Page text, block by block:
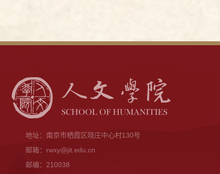
地址：南京市栖霞区晓庄中心村130号
邮箱：rwxy@jit.edu.cn
邮编：210038